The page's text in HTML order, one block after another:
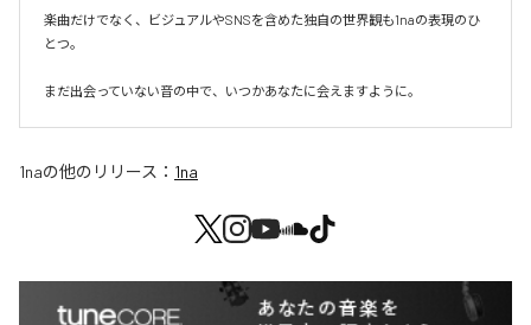
楽曲だけでなく、ビジュアルやSNSを含めた独自の世界観も1naの表現のひ
とつ。
まだ出会っていない音の中で、いつかあなたに会えますように。
1naの他のリリース： 1na